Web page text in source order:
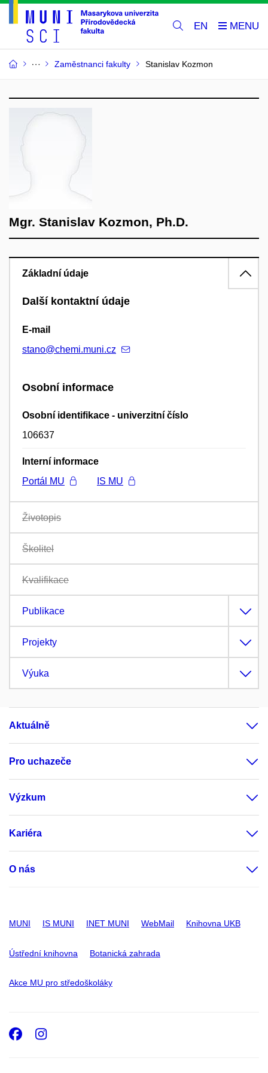
EN
Zaměstnanci fakulty Stanislav Kozmon
Mgr. Stanislav Kozmon, Ph.D.
Základní údaje
Další kontaktní údaje
E-mail
stano@chemi.muni.cz
Osobní informace
Osobní identifikace - univerzitní číslo
106637
Interní informace
Portál MU
IS MU
Životopis
Školitel
Kvalifikace
Publikace
Projekty
Výuka
Aktuálně
Pro uchazeče
Výzkum
Kariéra
O nás
MUNI IS MUNI INET MUNI WebMail Knihovna UKB
Ústřední knihovna Botanická zahrada
Akce MU pro středoškoláky
Facebook
Instagram